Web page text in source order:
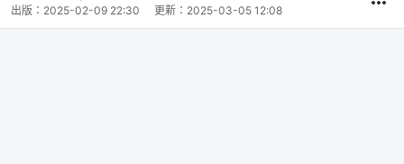
出版： 2025-02-09 22:30 更新： 2025-03-05 12:08